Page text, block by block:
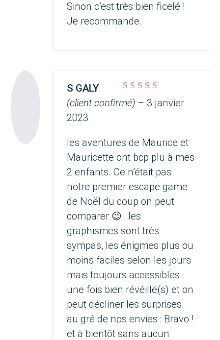
Sinon c’est très bien ficelé !
Je recommande.
Note 4sur 5
S GALY
(client confirmé) – 3 janvier
2023
les aventures de Maurice et
Mauricette ont bcp plu à mes
2 enfants. Ce n’était pas
notre premier escape game
de Noël du coup on peut
comparer 😉 : les
graphismes sont très
sympas, les énigmes plus ou
moins faciles selon les jours
mais toujours accessibles
une fois bien révéillé(s) et on
peut décliner les surprises
au gré de nos envies : Bravo !
et à bientôt sans aucun